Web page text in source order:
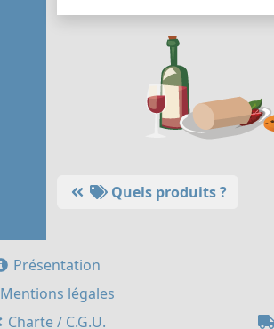
Quels produits ?
Présentation
Mentions légales
Charte / C.G.U.